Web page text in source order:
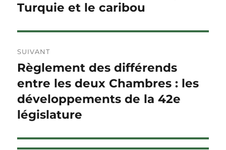
Turquie et le caribou
SUIVANT
Article
Suivant :
Règlement des différends
entre les deux Chambres : les
développements de la 42e
législature